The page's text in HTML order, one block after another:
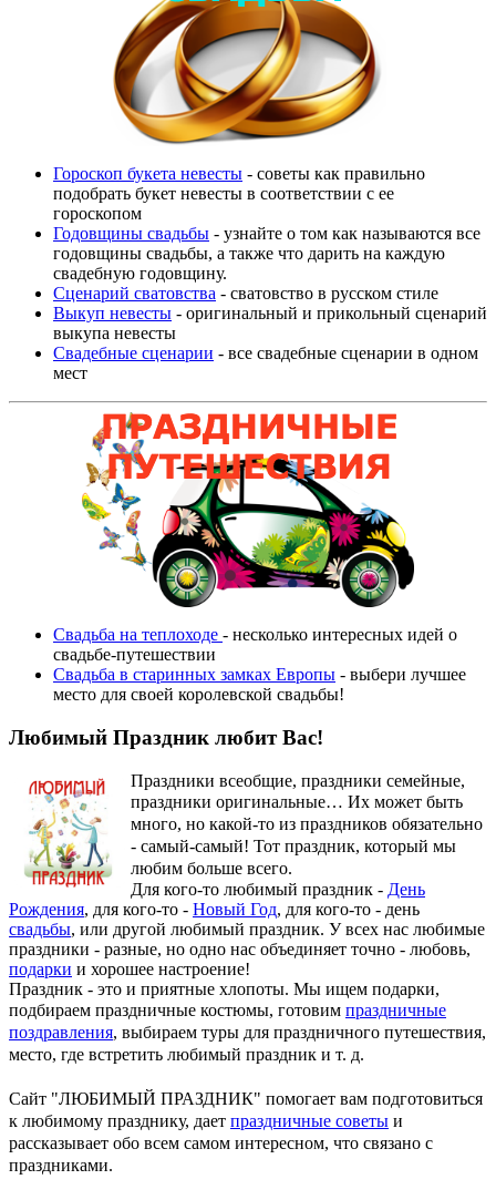
Гороскоп букета невесты - советы как правильно
подобрать букет невесты в соответствии с ее
гороскопом
Годовщины свадьбы - узнайте о том как называются все
годовщины свадьбы, а также что дарить на каждую
свадебную годовщину.
Сценарий сватовства - сватовство в русском стиле
Выкуп невесты - оригинальный и прикольный сценарий
выкупа невесты
Свадебные сценарии - все свадебные сценарии в одном
мест
Свадьба на теплоходе - несколько интересных идей о
свадьбе-путешествии
Свадьба в старинных замках Европы - выбери лучшее
место для своей королевской свадьбы!
Любимый Праздник любит Вас!
Праздники всеобщие, праздники семейные,
праздники оригинальные… Их может быть
много, но какой-то из праздников обязательно
- самый-самый! Тот праздник, который мы
любим больше всего.
Для кого-то любимый праздник - День
Рождения, для кого-то - Новый Год, для кого-то - день
свадьбы, или другой любимый праздник. У всех нас любимые
праздники - разные, но одно нас объединяет точно - любовь,
подарки и хорошее настроение!
Праздник - это и приятные хлопоты. Мы ищем подарки,
подбираем праздничные костюмы, готовим праздничные
поздравления, выбираем туры для праздничного путешествия,
место, где встретить любимый праздник и т. д.
Сайт "ЛЮБИМЫЙ ПРАЗДНИК" помогает вам подготовиться
к любимому празднику, дает праздничные советы и
рассказывает обо всем самом интересном, что связано с
праздниками.